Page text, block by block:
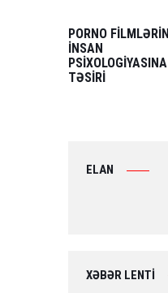
POST:
PORNO FİLMLƏRİN
İNSAN
PSİXOLOGİYASINA
TƏSİRİ
ELAN
XƏBƏR LENTİ